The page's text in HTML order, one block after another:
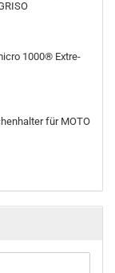
1000® Ex­tre­
für MOTO